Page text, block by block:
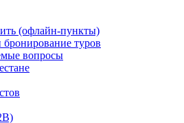
(офлайн-пункты)
туров
вопросы